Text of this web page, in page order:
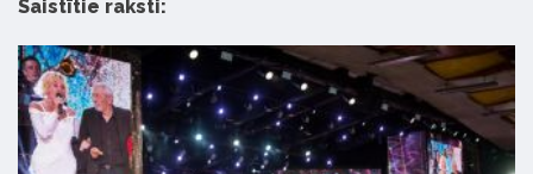
Saistītie raksti: